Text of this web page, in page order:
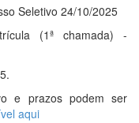
Seletivo 24/10/2025
(1ª chamada) -
e prazos podem ser
aqui